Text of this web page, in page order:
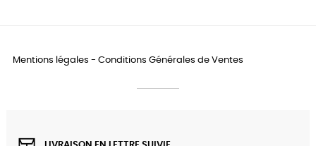
Mentions légales - Conditions Générales de Ventes